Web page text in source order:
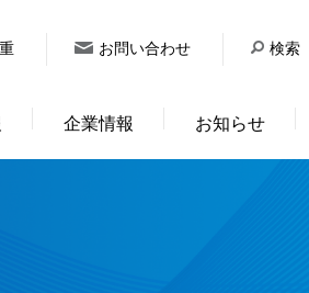
お問い合わせ 検索
企業情報 お知らせ